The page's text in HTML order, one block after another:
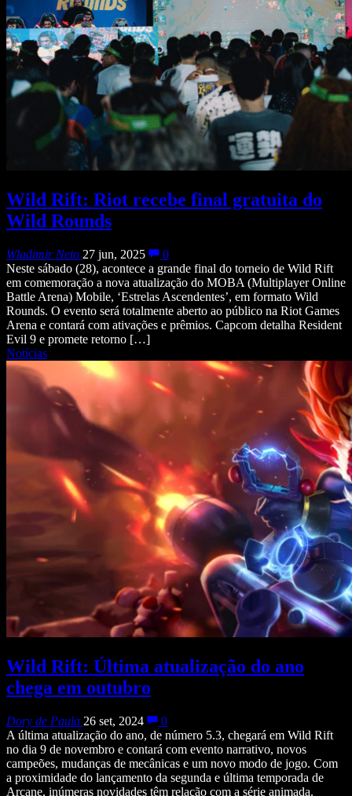
Wild Rift: Riot recebe final gratuita do
Wild Rounds
Wladimir Neto 27 jun, 2025
0
Neste sábado (28), acontece a grande final do torneio de Wild Rift
em comemoração a nova atualização do MOBA (Multiplayer Online
Battle Arena) Mobile, ‘Estrelas Ascendentes’, em formato Wild
Rounds. O evento será totalmente aberto ao público na Riot Games
Arena e contará com ativações e prêmios. Capcom detalha Resident
Evil 9 e promete retorno […]
Notícias
Wild Rift: Última atualização do ano
chega em outubro
Dory de Paula 26 set, 2024
0
A última atualização do ano, de número 5.3, chegará em Wild Rift
no dia 9 de novembro e contará com evento narrativo, novos
campeões, mudanças de mecânicas e um novo modo de jogo. Com
a proximidade do lançamento da segunda e última temporada de
Arcane, inúmeras novidades têm relação com a série animada.